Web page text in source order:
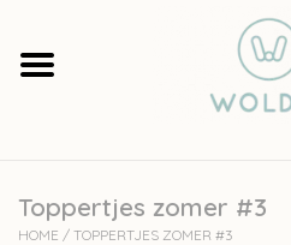
Garens
Accessoires
Toppertjes zomer #3
HOME / TOPPERTJES ZOMER #3